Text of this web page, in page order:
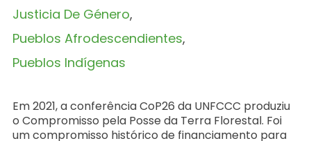
Justicia De Género
Pueblos Afrodescendientes
Pueblos Indígenas
Em 2021, a conferência CoP26 da UNFCCC produziu
o Compromisso pela Posse da Terra Florestal. Foi
um compromisso histórico de financiamento para